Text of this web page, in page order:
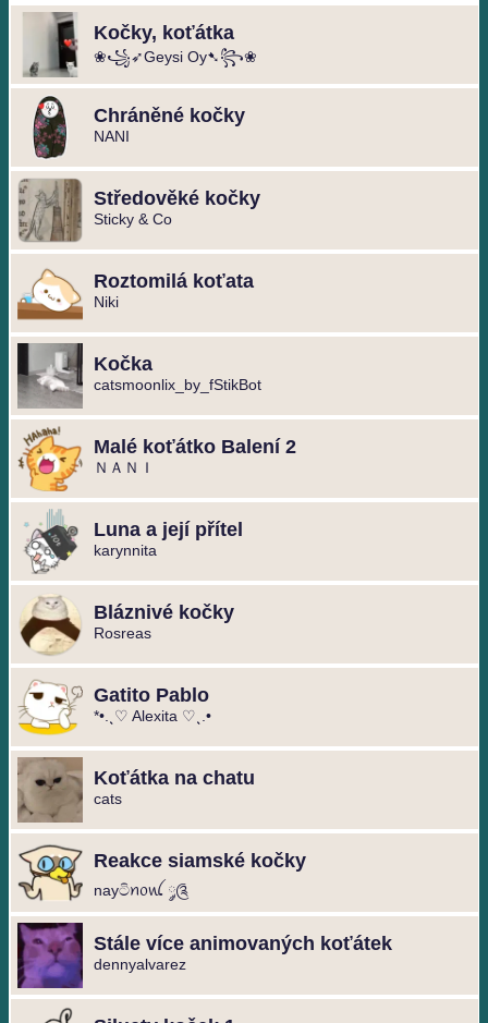
Kočky, koťátka ️
❀꧁➶Geysi Oy➷꧂❀ ️
Chráněné kočky
NANI
Středověké kočky
Sticky & Co
Roztomilá koťata
Niki
Kočka
catsmoonlix_by_fStikBot
Malé koťátko Balení 2
ＮＡＮＩ
Luna a její přítel
karynnita
Bláznivé kočky
Rosreas
Gatito Pablo
*•.¸♡ Alexita ♡¸.•
Koťátka na chatu
cats
Reakce siamské kočky
nayටිꪀ᥆ꪡ ༘༊
Stále více animovaných koťátek
dennyalvarez